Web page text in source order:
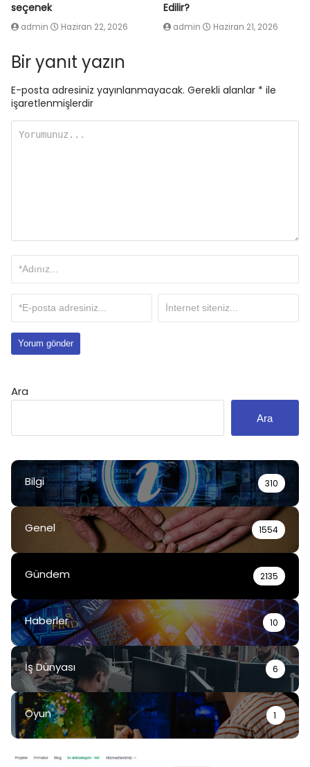
seçenek
admin Haziran 22, 2026
Edilir?
admin Haziran 21, 2026
Bir yanıt yazın
E-posta adresiniz yayınlanmayacak. Gerekli alanlar * ile
işaretlenmişlerdir
Ara
Ara
Bilgi 310
Genel 1554
Gündem 2135
Haberler 10
İş Dünyası 6
Oyun 1